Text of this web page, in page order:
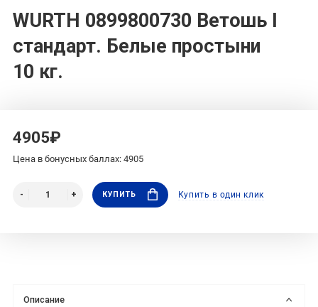
WURTH 0899800730 Ветошь I
стандарт. Белые простыни
10 кг.
4905₽
Цена в бонусных баллах: 4905
КУПИТЬ Купить в один клик
Описание